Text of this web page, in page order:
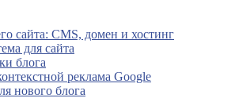
сайта: CMS, домен и хостинг
для сайта
блога
реклама Google
нового блога